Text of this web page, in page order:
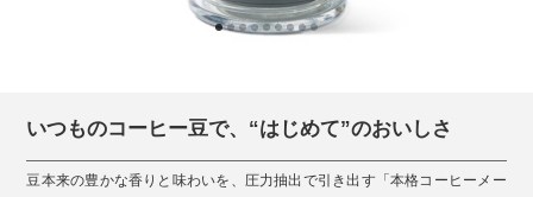
いつものコーヒー豆で、“はじめて”のおいしさ
豆本来の豊かな香りと味わいを、圧力抽出で引き出す「本格コーヒーメー